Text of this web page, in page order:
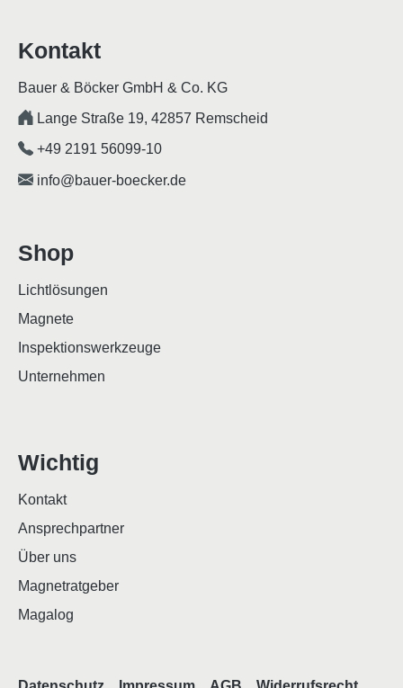
Kontakt
Bauer & Böcker GmbH & Co. KG
Lange Straße 19, 42857 Remscheid
+49 2191 56099-10
info@bauer-boecker.de
Shop
Lichtlösungen
Magnete
Inspektionswerkzeuge
Unternehmen
Wichtig
Kontakt
Ansprechpartner
Über uns
Magnetratgeber
Magalog